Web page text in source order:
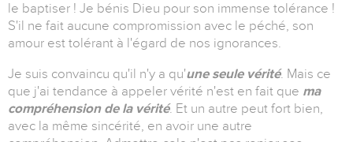
le baptiser ! Je bénis Dieu pour son immense tolérance !
S'il ne fait aucune compromission avec le péché, son
amour est tolérant à l'égard de nos ignorances.
Je suis convaincu qu'il n'y a qu'une seule vérité. Mais ce
que j'ai tendance à appeler vérité n'est en fait que ma
compréhension de la vérité. Et un autre peut fort bien,
avec la même sincérité, en avoir une autre